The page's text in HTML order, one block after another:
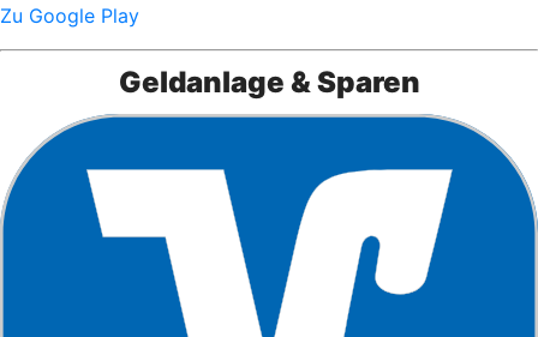
Zu Google Play
Geldanlage & Sparen